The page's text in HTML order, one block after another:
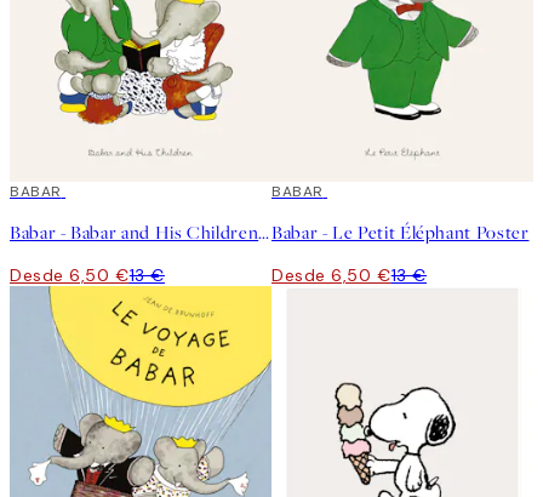
50%*
BABAR
Babar - Babar and His Children Poster
Desde 6,50 €13 €
50%*
BABAR
Babar - Le Petit Éléphant Poster
Desde 6,50 €13 €